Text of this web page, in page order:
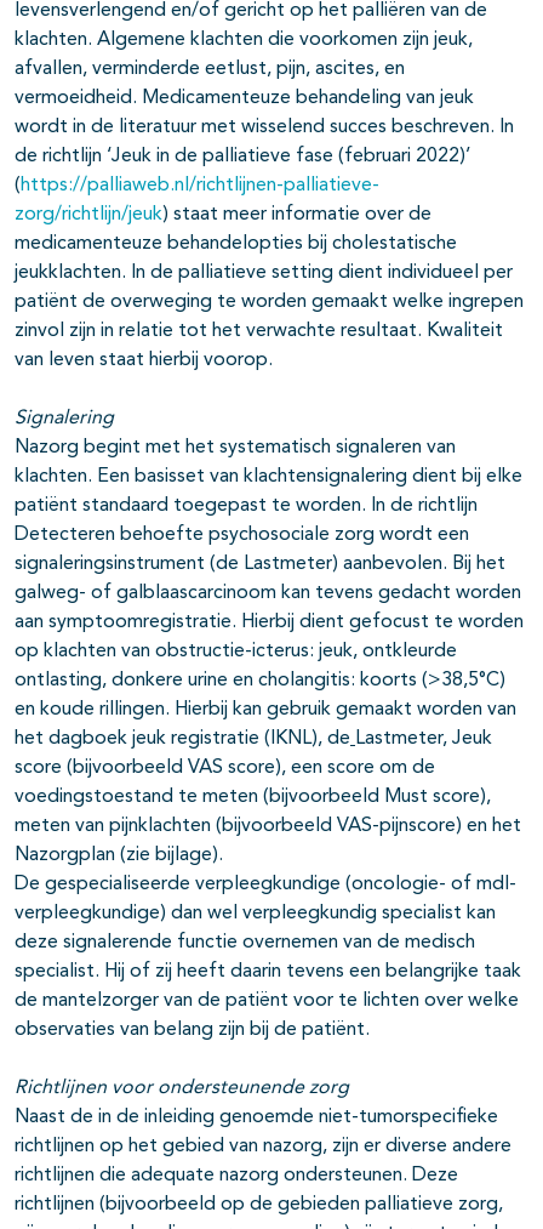
levensverlengend en/of gericht op het palliëren van de
klachten. Algemene klachten die voorkomen zijn jeuk,
afvallen, verminderde eetlust, pijn, ascites, en
vermoeidheid. Medicamenteuze behandeling van jeuk
wordt in de literatuur met wisselend succes beschreven. In
de richtlijn ‘Jeuk in de palliatieve fase (februari 2022)’
( https://palliaweb.nl/richtlijnen-palliatieve-
zorg/richtlijn/jeuk) staat meer informatie over de
medicamenteuze behandelopties bij cholestatische
jeukklachten. In de palliatieve setting dient individueel per
patiënt de overweging te worden gemaakt welke ingrepen
zinvol zijn in relatie tot het verwachte resultaat. Kwaliteit
van leven staat hierbij voorop.
Signalering
Nazorg begint met het systematisch signaleren van
klachten. Een basisset van klachtensignalering dient bij elke
patiënt standaard toegepast te worden. In de richtlijn
Detecteren behoefte psychosociale zorg wordt een
signaleringsinstrument (de Lastmeter) aanbevolen. Bij het
galweg- of galblaascarcinoom kan tevens gedacht worden
aan symptoomregistratie. Hierbij dient gefocust te worden
op klachten van obstructie-icterus: jeuk, ontkleurde
ontlasting, donkere urine en cholangitis: koorts (>38,5°C)
en koude rillingen. Hierbij kan gebruik gemaakt worden van
het dagboek jeuk registratie (IKNL), de Lastmeter, Jeuk
score (bijvoorbeeld VAS score), een score om de
voedingstoestand te meten (bijvoorbeeld Must score),
meten van pijnklachten (bijvoorbeeld VAS-pijnscore) en het
Nazorgplan (zie bijlage).
De gespecialiseerde verpleegkundige (oncologie- of mdl-
verpleegkundige) dan wel verpleegkundig specialist kan
deze signalerende functie overnemen van de medisch
specialist. Hij of zij heeft daarin tevens een belangrijke taak
de mantelzorger van de patiënt voor te lichten over welke
observaties van belang zijn bij de patiënt.
Richtlijnen voor ondersteunende zorg
Naast de in de inleiding genoemde niet-tumorspecifieke
richtlijnen op het gebied van nazorg, zijn er diverse andere
richtlijnen die adequate nazorg ondersteunen. Deze
richtlijnen (bijvoorbeeld op de gebieden palliatieve zorg,